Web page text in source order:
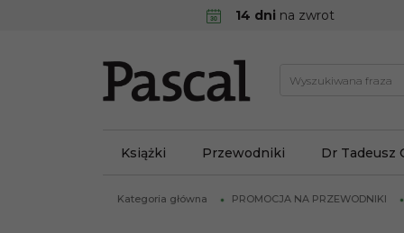
14 dni na zwrot
Książki Przewodniki Dr Tadeusz
Kategoria główna PROMOCJA NA PRZEWODNIKI